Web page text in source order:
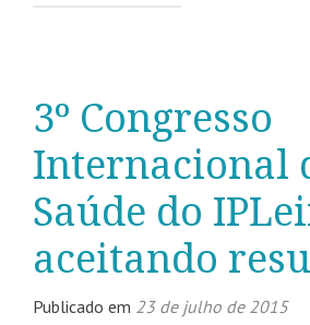
3º Congresso
Internacional
Saúde do
aceitando
Publicado em 23 de julho de 2015